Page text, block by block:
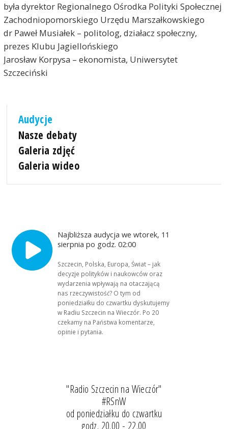
była dyrektor Regionalnego Ośrodka Polityki Społecznej
Zachodniopomorskiego Urzędu Marszałkowskiego
dr Paweł Musiałek – politolog, działacz społeczny,
prezes Klubu Jagiellońskiego
Jarosław Korpysa – ekonomista, Uniwersytet
Szczeciński
Audycje
Nasze debaty
Galeria zdjęć
Galeria wideo
Najbliższa audycja we wtorek, 11
sierpnia po godz. 02:00
Szczecin, Polska, Europa, Świat – jak
decyzje polityków i naukowców oraz
wydarzenia wpływają na otaczającą
nas rzeczywistość? O tym od
poniedziałku do czwartku dyskutujemy
w Radiu Szczecin na Wieczór. Po 20
czekamy na Państwa komentarze,
opinie i pytania.
"Radio Szczecin na Wieczór"
#RSnW
od poniedziałku do czwartku
godz. 20.00 - 22.00